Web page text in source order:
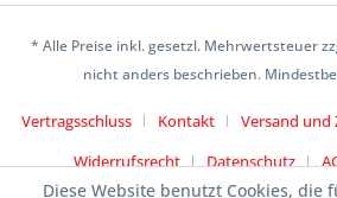
* Alle Preise inkl. gesetzl. Mehrwertsteuer
nicht anders beschrieben.
Vertragsschluss Kontakt
Versand und
Widerrufsrecht
Datenschutz
Diese Website benutzt Cookies, die